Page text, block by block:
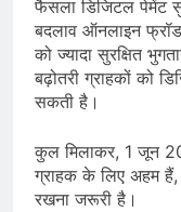
फैसला डिजिटल पेमेंट
बदलाव ऑनलाइन
को ज्यादा सुरक्षित
बढ़ोतरी ग्राहकों को
सकती है।
कुल मिलाकर, 1 जून
ग्राहक के लिए अहम हैं,
रखना जरूरी है।